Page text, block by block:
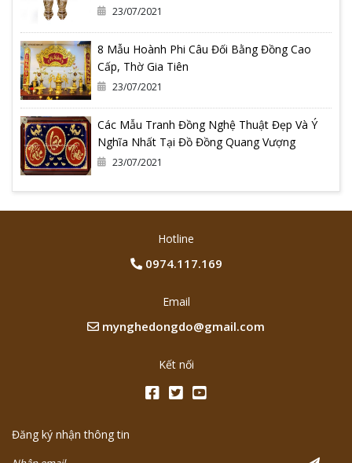
23/07/2021
8 Mẫu Hoành Phi Câu Đối Bằng Đồng Cao
Cấp, Thờ Gia Tiên
23/07/2021
Các Mẫu Tranh Đồng Nghệ Thuật Đẹp Và Ý
Nghĩa Nhất Tại Đồ Đồng Quang Vượng
23/07/2021
Hotline
0974.117.169
Email
mynghedongdo@gmail.com
Kết nối
Đăng ký nhận thông tin